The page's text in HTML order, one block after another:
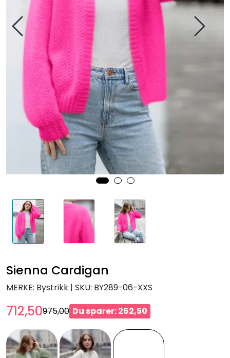
Sienna Cardigan
MERKE: Bystrikk | SKU: BY289-06-XXS
712,50975,00 Du sparer: 262,50